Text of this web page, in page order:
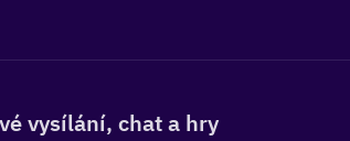
vysílání, chat a hry